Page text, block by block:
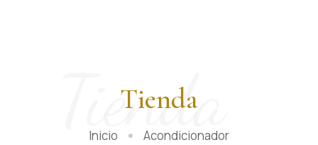
Tienda
Tienda
Inicio
Acondicionador